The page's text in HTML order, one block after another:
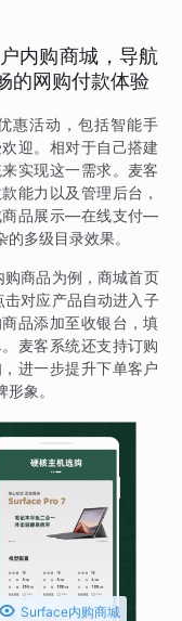
内购商城，导航
的网购付款体验
惠活动，包括智能手
迎。相对于自己搭建
实现这一需求。麦客
能力以及管理后台，
商品展示—在线支付—
多级目录效果。
商品为例，商城首页
对应产品自动进入子
品添加至收银台，填
麦客系统还支持订购
进一步提升下单客户
象。
 Surface内购商城